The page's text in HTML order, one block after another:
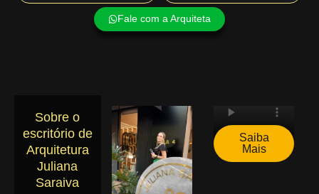
Fale com a Arquiteta
Sobre o
escritório de
Arquitetura
Juliana
Saraiva
Saiba
Mais